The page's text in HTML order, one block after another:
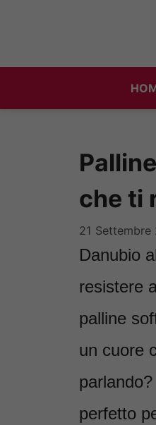
che ti
21 Settembre
Danubio
resistere
palline
un cuore
perfetto